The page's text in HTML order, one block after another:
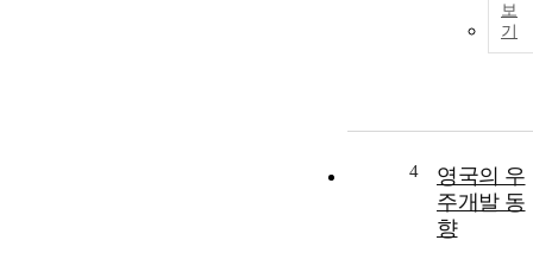
보
기
4
영국의 우
주개발 동
향